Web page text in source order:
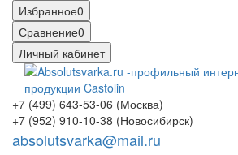
Избранное0
Сравнение0
Личный кабинет
+7 (499) 643-53-06 (Москва)
+7 (952) 910-10-38 (Новосибирск)
absolutsvarka@mail.ru